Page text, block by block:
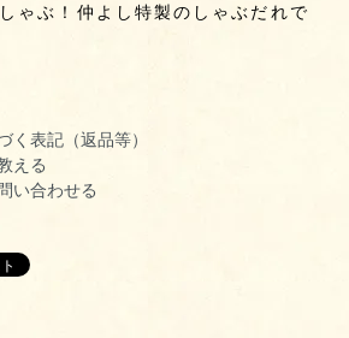
ゃぶ！仲よし特製のしゃぶだれで
く表記（返品等）
える
い合わせる